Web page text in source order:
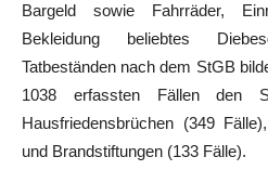
Bargeld sowie Fahrräder,
Bekleidung beliebtes
Tatbeständen nach dem StGB
1038 erfassten Fällen den
Hausfriedensbrüchen (349
und Brandstiftungen (133 Fälle).